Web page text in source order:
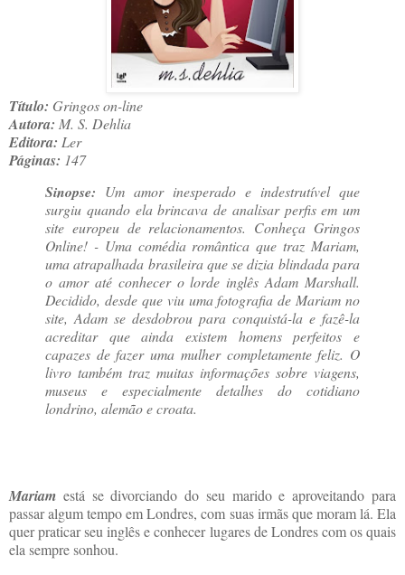
Título: Gringos on-line
Autora: M. S. Dehlia
Editora: Ler
Páginas: 147
Sinopse: Um amor inesperado e indestrutível que
surgiu quando ela brincava de analisar perfis em um
site europeu de relacionamentos. Conheça Gringos
Online! - Uma comédia romântica que traz Mariam,
uma atrapalhada brasileira que se dizia blindada para
o amor até conhecer o lorde inglês Adam Marshall.
Decidido, desde que viu uma fotografia de Mariam no
site, Adam se desdobrou para conquistá-la e fazê-la
acreditar que ainda existem homens perfeitos e
capazes de fazer uma mulher completamente feliz. O
livro também traz muitas informações sobre viagens,
museus e especialmente detalhes do cotidiano
londrino, alemão e croata.
Mariam está se divorciando do seu marido e aproveitando para
passar algum tempo em Londres, com suas irmãs que moram lá. Ela
quer praticar seu inglês e conhecer lugares de Londres com os quais
ela sempre sonhou.